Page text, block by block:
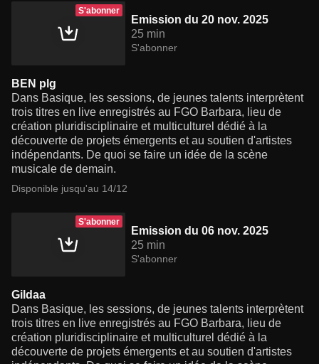
S'abonner
Emission du 20 nov. 2025
25 min
S'abonner
BEN plg
Dans Basique, les sessions, de jeunes talents interprètent
trois titres en live enregistrés au FGO Barbara, lieu de
création pluridisciplinaire et multiculturel dédié à la
découverte de projets émergents et au soutien d'artistes
indépendants. De quoi se faire un idée de la scène
musicale de demain.
Disponible jusqu'au 14/12
S'abonner
Emission du 06 nov. 2025
25 min
S'abonner
Gildaa
Dans Basique, les sessions, de jeunes talents interprètent
trois titres en live enregistrés au FGO Barbara, lieu de
création pluridisciplinaire et multiculturel dédié à la
découverte de projets émergents et au soutien d'artistes